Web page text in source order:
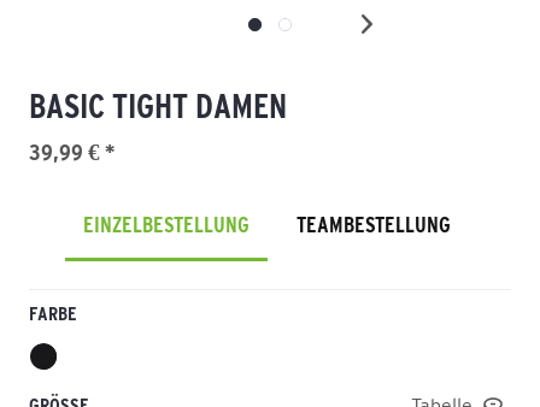
BASIC TIGHT DAMEN
39,99 € *
EINZELBESTELLUNG TEAMBESTELLUNG
FARBE